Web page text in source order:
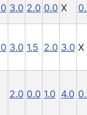
3.0 2.0 0.0 X
3.0 1.5 2.0 3.0 X
2.0 0.0 1.0 4.0